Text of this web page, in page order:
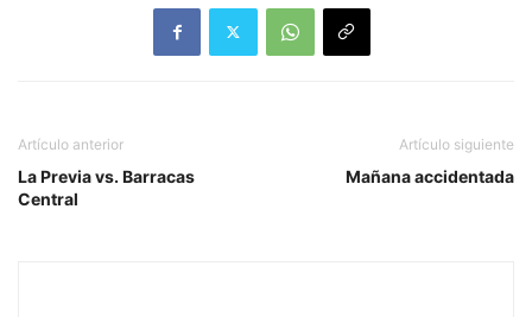
Artículo anterior
La Previa vs. Barracas
Central
Artículo siguiente
Mañana accidentada